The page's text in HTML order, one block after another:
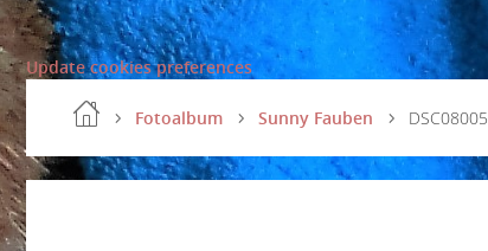
Update cookies preferences
Fotoalbum Sunny Fauben DSC08005